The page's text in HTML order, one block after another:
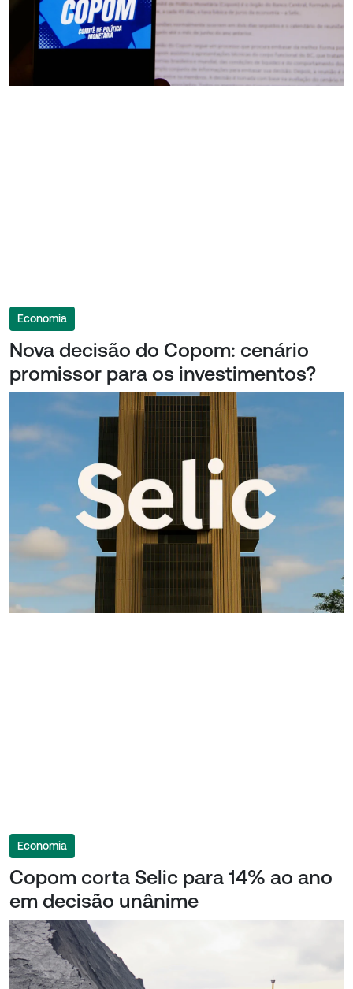
Economia
Nova decisão do Copom: cenário
promissor para os investimentos?
Economia
Copom corta Selic para 14% ao ano
em decisão unânime